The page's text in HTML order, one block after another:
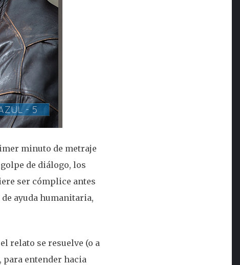
minuto de metraje
de diálogo, los
ser cómplice antes
ayuda humanitaria,
relato se resuelve (o a
para entender hacia